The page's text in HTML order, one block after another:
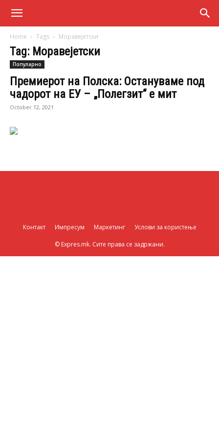
Home Tags Моравејетски
Tag: Моравејетски
Популарно
Премиерот на Полска: Остануваме под
чадорот на ЕУ – „Полегзит“ е мит
October 12, 2021
Контакт Импресум Маркетинг Услови за користење
© Expres.mk. Сите права се задржани.